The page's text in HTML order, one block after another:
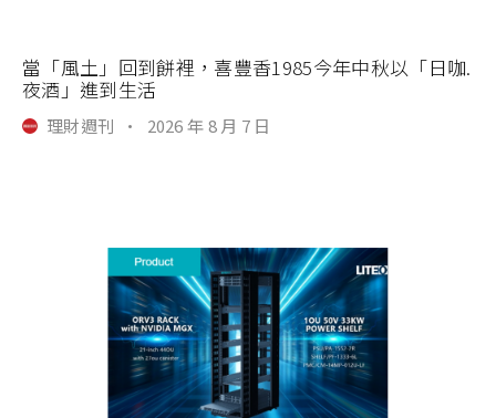
當「風土」回到餅裡，喜豐香1985今年中秋以「日咖.
夜酒」進到生活
理財週刊 · 2026 年 8 月 7 日